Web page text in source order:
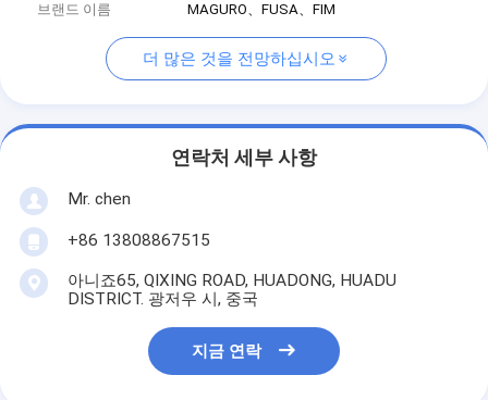
브랜드 이름
MAGURO、FUSA、FIM
더 많은 것을 전망하십시오
연락처 세부 사항
Mr. chen
+86 13808867515
아니죠65, QIXING ROAD, HUADONG, HUADU
DISTRICT. 광저우 시, 중국
지금 연락